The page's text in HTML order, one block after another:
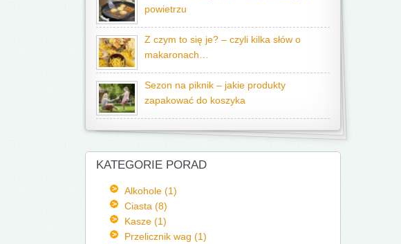
powietrzu
Z czym to się je? – czyli kilka słów o
makaronach…
Sezon na piknik – jakie produkty
zapakować do koszyka
KATEGORIE PORAD
Alkohole (1)
Ciasta (8)
Kasze (1)
Przelicznik wag (1)